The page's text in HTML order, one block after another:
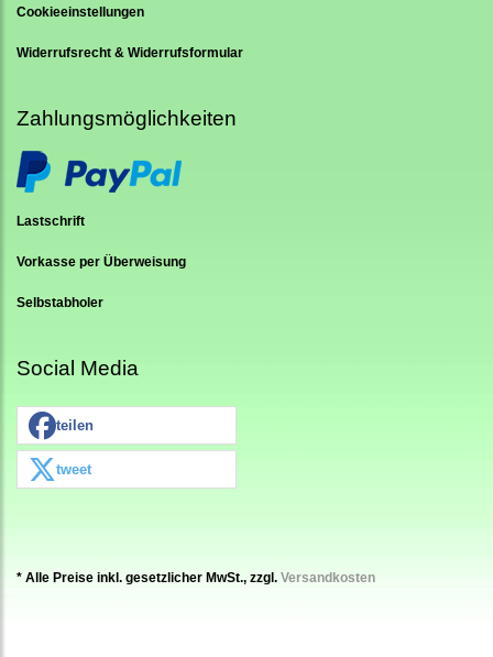
Cookieeinstellungen
Widerrufsrecht & Widerrufsformular
Zahlungsmöglichkeiten
Lastschrift
Vorkasse per Überweisung
Selbstabholer
Social Media
teilen
tweet
* Alle Preise inkl. gesetzlicher MwSt., zzgl. Versandkosten